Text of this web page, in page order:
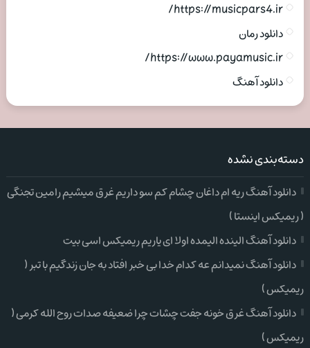
https://musicpars4.ir/
دانلود رمان
https://www.payamusic.ir/
دانلود آهنگ
دسته‌بندی نشده
دانلود آهنگ ریه ام داغان چشام کم سو داریم غرق میشیم رامین تجنگی
( ریمیکس اینستا )
دانلود آهنگ الینده الیمده اولا ای یاریم ریمیکس اسی بیت
دانلود آهنگ نمیدانم عه کدام خدا بی خبر افتاد به جان زندگیم با تبر (
ریمیکس )
دانلود آهنگ غرق خونه جفت چشات چرا ضعیفه صدات روح الله کرمی (
ریمیکس )